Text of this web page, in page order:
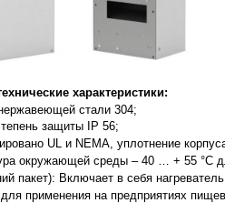
характеристики:
стали 304;
защиты IP 56;
UL и NEMA, уплотнение
окружающей среды – 40 … + 55 °C
пакет): Включает в себя
применения на предприятиях